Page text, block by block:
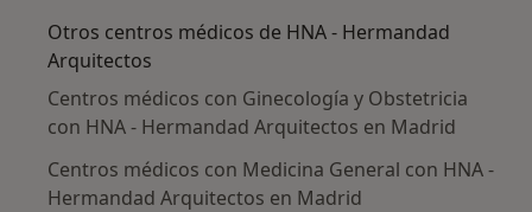
Otros centros médicos de HNA - Hermandad
Arquitectos
Centros médicos con Ginecología y Obstetricia
con HNA - Hermandad Arquitectos en Madrid
Centros médicos con Medicina General con HNA -
Hermandad Arquitectos en Madrid